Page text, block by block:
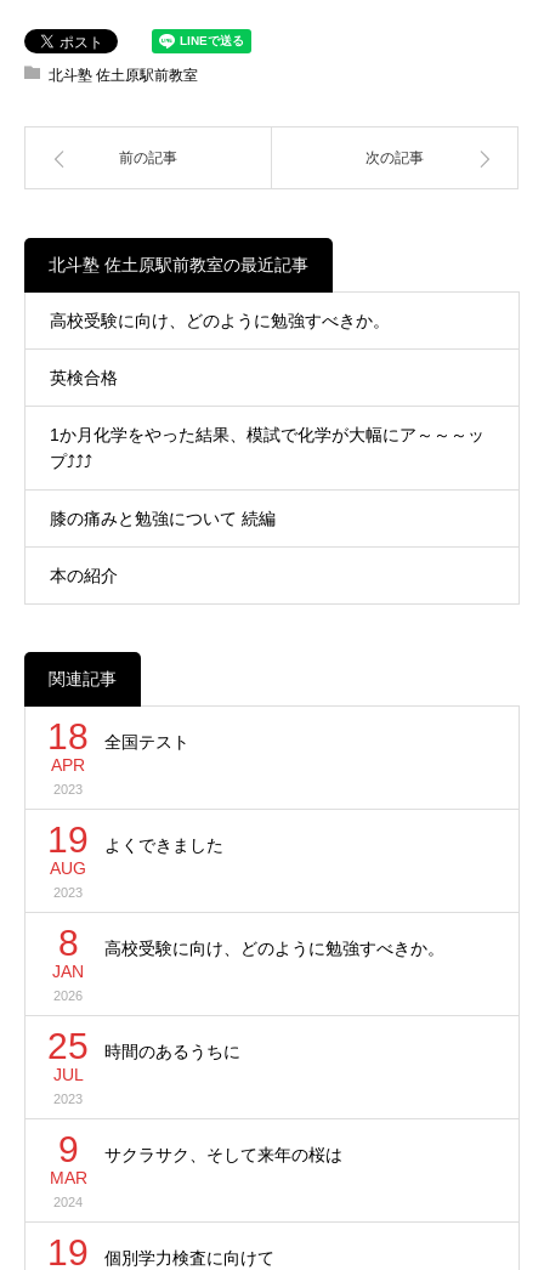
北斗塾 佐土原駅前教室
前の記事 次の記事
北斗塾 佐土原駅前教室の最近記事
高校受験に向け、どのように勉強すべきか。
英検合格
1か月化学をやった結果、模試で化学が大幅にア～～～ッ
プ⤴⤴⤴
膝の痛みと勉強について 続編
本の紹介
関連記事
18
APR
2023
全国テスト
19
AUG
2023
よくできました
8
JAN
2026
高校受験に向け、どのように勉強すべきか。
25
JUL
2023
時間のあるうちに
9
MAR
2024
サクラサク、そして来年の桜は
19 個別学力検査に向けて